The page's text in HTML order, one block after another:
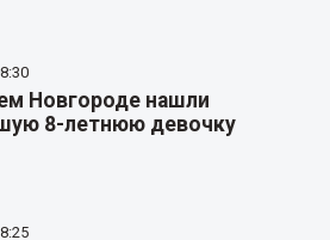
Новгороде нашли
8-летнюю девочку